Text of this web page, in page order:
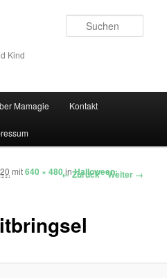
Kind
Mamagie Kontakt
← Zurück Weiter →
mit640 × 480inHalloween: